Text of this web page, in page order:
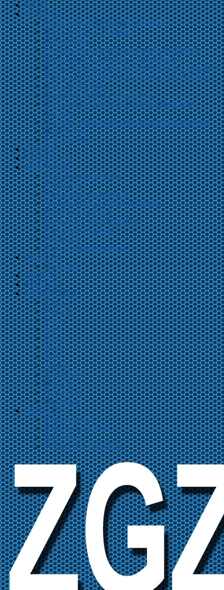
INICIO
CURSOS
Master class El Momo y Lady Funk
Curso de Dj en Zaragoza
Dj Avanzado
Fundamentos de la Sonorización de Directo
Sonorización en Directo – Nivel Medio
Combo musical moderno presencial en Zaragoza
Producción de Música Electrónica con Ableton
Curso de Cubase
Grabación, Mezcla y Mastering
Composición Musical Creativa Exploración
Creativa
Creación artística. El arte de escribir canciones
One To One
Más Cursos…
AGENDA
VIDEOCLIPS
SERVICIOS
Músicos para eventos
Publicidad
Producción audiovisual
Asesoramiento jurídico al músico
Road management
Ilustración y diseño gráfico
Producción musical
Fotografía
Producción de eventos
NOTICIAS
Crónicas
GRUPOS
PODCAST
EFEMÉRIDES
Enero
Febrero
Marzo
Abril
Mayo
Junio
Julio
Agosto
Septiembre
Octubre
Noviembre
Diciembre
CONTACTO
Sube tu grupo
Sube un concierto
Suscríbete
Trabaja Con Nosotros